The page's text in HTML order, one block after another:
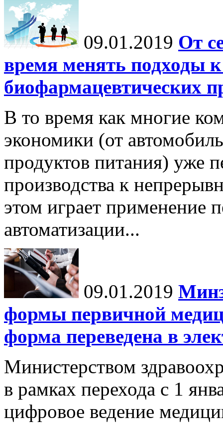
09.01.2019 От
время менять подходы к
биофармацевтических
В то время как многие
экономики (от
продуктов питания) уже
производства к
этом играет применение
автоматизации...
09.01.2019
формы первичной
форма переведена в
Министерством
в рамках перехода с 1
цифровое ведение